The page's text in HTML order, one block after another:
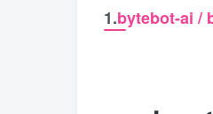
1.bytebot-ai /